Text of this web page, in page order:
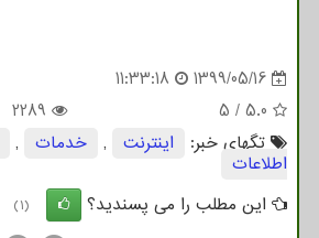
1399/05/16
11:33:18
5.0
/
5
2289
تگهای خبر:
اینترنت , خدمات ,
اطلاعات
این مطلب را می پسندید؟
(1)